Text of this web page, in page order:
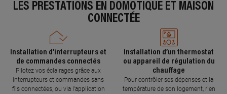
LES PRESTATIONS EN DOMOTIQUE ET MAISON
CONNECTÉE
Installation d’interrupteurs et
de commandes connectés
Pilotez vos éclairages grâce aux
interrupteurs et commandes sans
fils connectées, ou via l'application
Installation d’un thermostat
ou appareil de régulation du
chauffage
Pour contrôler ses dépenses et la
température de son logement, rien